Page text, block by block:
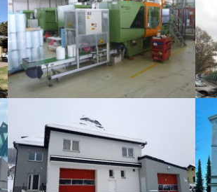
Energetický posudek
průmyslového podniku
Rekonstrukce hasičské
zbrojnice